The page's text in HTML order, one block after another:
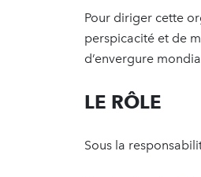
Pour diriger cette
perspicacité et de
d’envergure
LE RÔLE
Sous la